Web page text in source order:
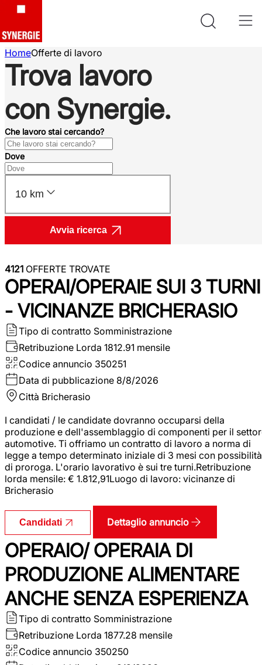
HomeOfferte di lavoro
Trova lavoro
con Synergie.
Che lavoro stai cercando?
Dove
10 km
Avvia ricerca
4121 OFFERTE TROVATE
OPERAI/OPERAIE SUI 3 TURNI
- VICINANZE BRICHERASIO
Tipo di contratto Somministrazione
Retribuzione Lorda 1812.91 mensile
Codice annuncio 350251
Data di pubblicazione 8/8/2026
Città Bricherasio
I candidati / le candidate dovranno occuparsi della
produzione e dell'assemblaggio di componenti per il
automotive. Ti offriamo un contratto di lavoro a norma di
legge a tempo determinato iniziale di 3 mesi con possibilità
di proroga. L'orario lavorativo è sui tre turni.Retribuzione
lorda mensile: € 1.812,91Luogo di lavoro: vicinanze di
Bricherasio
Candidati Dettaglio annuncio
OPERAIO/ OPERAIA DI
PRODUZIONE ALIMENTARE
ANCHE SENZA ESPERIENZA
Tipo di contratto Somministrazione
Retribuzione Lorda 1877.28 mensile
Codice annuncio 350250